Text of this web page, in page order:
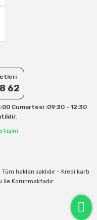
62
Cumartesi :09:30 - 12:30
hakları saklıdır - Kredi kartı
ile Korunmaktadır.